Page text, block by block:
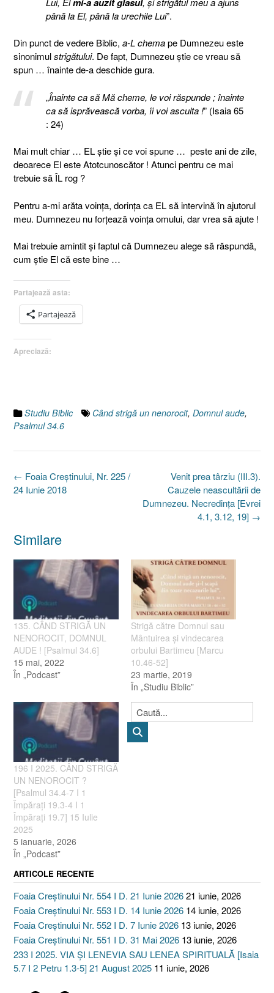
până la El, până la urechile Lui”.
Din punct de vedere Biblic, a-L chemape Dumnezeu este
sinonimulstrigătului. De fapt, Dumnezeu ştie ce vreau să
spun … înainte de-a deschide gura.
„Înainte ca să Mă cheme, le voi răspunde ; înainte
ca să isprăvească vorba, îi voi asculta !” (Isaia 65
: 24)
Mai mult chiar … EL ştie şi ce voi spune … peste ani de zile,
deoarece El este Atotcunoscător ! Atunci pentru ce mai
trebuie să ÎL rog ?
Pentru a-mi arăta voinţa, dorinţa ca EL să intervină în ajutorul
meu. Dumnezeu nu forţează voinţa omului, dar vrea să ajute !
Mai trebuie amintit şi faptul că Dumnezeu alege să răspundă,
cum ştie El că este bine …
Partajează asta:
Partajează
Apreciază:
Studiu Biblic Când strigă un nenorocit, Domnul aude,
Psalmul 34.6
Post
navigation
Venit prea târziu (III.3).
Cauzele neascultării de
Dumnezeu. Necredinţa [Evrei
4.1, 3.12, 19] →
← Foaia Creştinului, Nr. 225 /
24 Iunie 2018
Similare
135. CÂND STRIGĂ UN
NENOROCIT, DOMNUL
AUDE ! [Psalmul 34.6]
15 mai, 2022
În „Podcast”
Strigă către Domnul sau
Mântuirea şi vindecarea
orbului Bartimeu [Marcu
10.46-52]
23 martie, 2019
În „Studiu Biblic”
196 I 2025. CÂND STRIGĂ
UN NENOROCIT ?
[Psalmul 34.4-7 I 1
Împărați 19.3-4 I 1
Împărați 19.7] 15 Iulie
2025
5 ianuarie, 2026
În „Podcast”
ARTICOLE RECENTE
Foaia Creștinului Nr. 554 I D. 21 Iunie 202621 iunie, 2026
Foaia Creștinului Nr. 553 I D. 14 Iunie 2026 14 iunie, 2026
Foaia Creștinului Nr. 552 I D. 7 Iunie 2026 13 iunie, 2026
Foaia Creștinului Nr. 551 I D. 31 Mai 2026 13 iunie, 2026
233 I 2025. VIA ȘI LENEVIA SAU LENEA SPIRITUALĂ [Isaia
5.7 I 2 Petru 1.3-5] 21 August 2025 11 iunie, 2026